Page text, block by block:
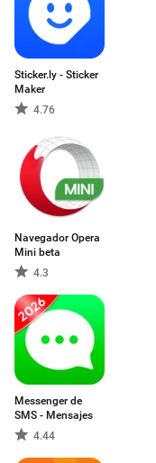
Sticker.ly - Sticker
Maker
4.76
Navegador Opera
Mini beta
4.3
Messenger de
SMS - Mensajes
4.44